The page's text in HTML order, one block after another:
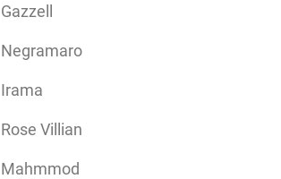
Gazzell
Negramaro
Irama
Rose Villian
Mahmmod